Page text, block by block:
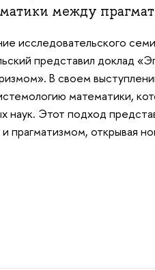
между
исследовательского
представил доклад
В своем
математики,
наук. Этот подход
открывая